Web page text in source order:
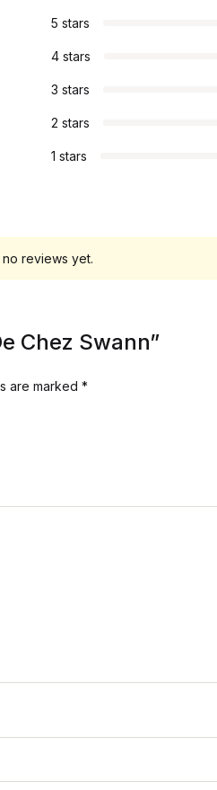
5 stars
4 stars
3 stars
2 stars
1 stars
reviews yet.
Chez Swann”
are marked *